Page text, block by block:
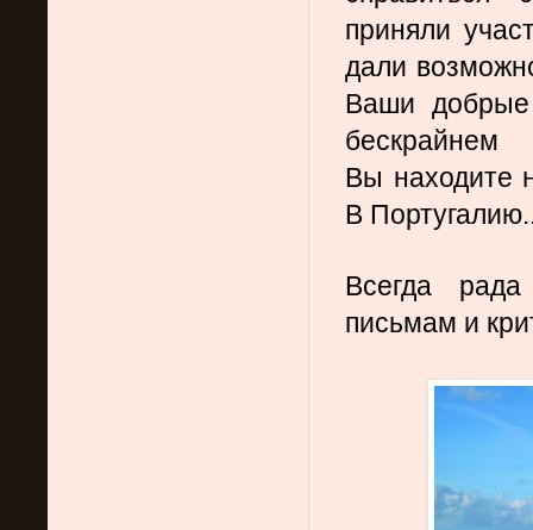
приняли
дали
Ваши
бескрайнем
Вы находите
В
Всегда
письмам и